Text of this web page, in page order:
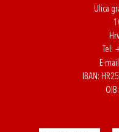
Ulica
Tel:
E-
IBAN: